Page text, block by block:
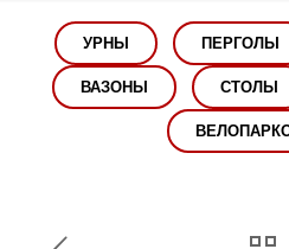
УРНЫ ПЕРГОЛЫ
ВАЗОНЫ
СТОЛЫ